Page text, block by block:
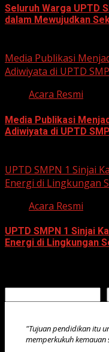
Seluruh Warga UPTD
dalam Mewujudkan
Media Publikasi
Adiwiyata di UPTD
Acara Resmi
Media Publikasi
Adiwiyata di UPTD
UPTD SMPN 1 Sinjai
Energi di Lingkungan
Acara Resmi
UPTD SMPN 1 Sinjai
Energi di Lingkungan
"Tujuan pendidikan itu
memperkukuh